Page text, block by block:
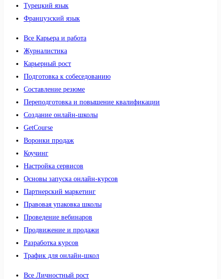
Турецкий язык
Французский язык
Все Карьера и работа
Журналистика
Карьерный рост
Подготовка к собеседованию
Составление резюме
Переподготовка и повышение квалификации
Создание онлайн-школы
GetCourse
Воронки продаж
Коучинг
Настройка сервисов
Основы запуска онлайн-курсов
Партнерский маркетинг
Правовая упаковка школы
Проведение вебинаров
Продвижение и продажи
Разработка курсов
Трафик для онлайн-школ
Все Личностный рост